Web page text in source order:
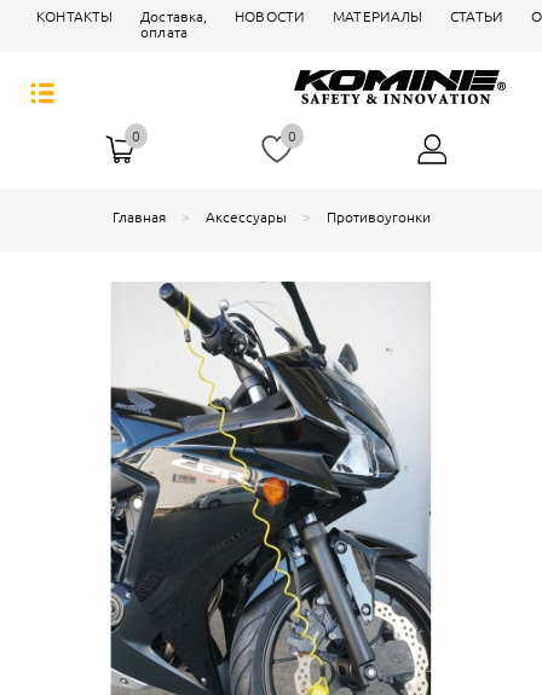
КОНТАКТЫ
Доставка,
оплата
НОВОСТИ МАТЕРИАЛЫ СТАТЬИ
0 0
Главная Аксессуары Противоугонки